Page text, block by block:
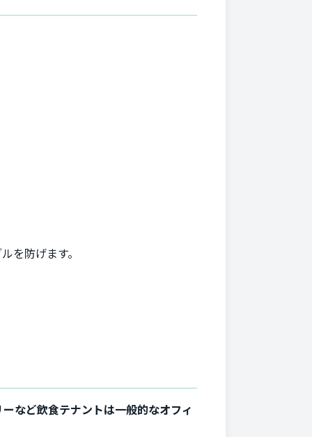
を防げます。
など飲食テナントは一般的なオフィ